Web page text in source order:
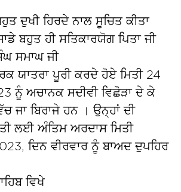
ਦੁਖੀ ਹਿਰਦੇ ਨਾਲ ਸੂਚਿਤ ਕੀਤਾ
ਬਹੁਤ ਹੀ ਸਤਿਕਾਰਯੋਗ ਪਿਤਾ ਜੀ
ਸਮਾਘ ਜੀ
ਯਾਤਰਾ ਪੂਰੀ ਕਰਦੇ ਹੋਏ ਮਿਤੀ 24
ਨੂੰ ਅਚਾਨਕ ਸਦੀਵੀ ਵਿਛੋੜਾ ਦੇ ਕੇ
ਜਾ ਬਿਰਾਜੇ ਹਨ । ਉਨ੍ਹਾਂ ਦੀ
ਲਈ ਅੰਤਿਮ ਅਰਦਾਸ ਮਿਤੀ
ਦਿਨ ਵੀਰਵਾਰ ਨੂੰ ਬਾਅਦ ਦੁਪਹਿਰ
ਵਿਖੇ